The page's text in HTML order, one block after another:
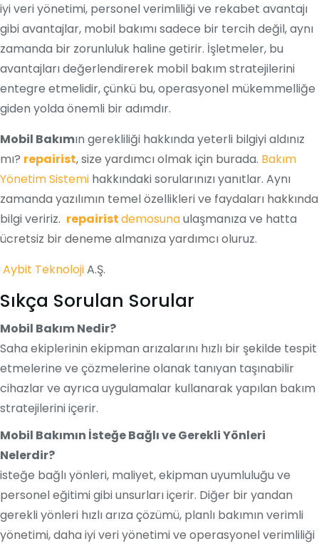
iyi veri yönetimi, personel verimliliği ve rekabet avantajı
gibi avantajlar, mobil bakımı sadece bir tercih değil, aynı
zamanda bir zorunluluk haline getirir. İşletmeler, bu
avantajları değerlendirerek mobil bakım stratejilerini
entegre etmelidir, çünkü bu, operasyonel mükemmelliğe
giden yolda önemli bir adımdır.
Mobil Bakımın gerekliliği hakkında yeterli bilgiyi aldınız
mı? repairist, size yardımcı olmak için burada. Bakım
Yönetim Sistemi hakkındaki sorularınızı yanıtlar. Aynı
zamanda yazılımın temel özellikleri ve faydaları hakkında
bilgi veririz. repairistdemosunaulaşmanıza ve hatta
ücretsiz bir deneme almanıza yardımcı oluruz.
Aybit TeknolojiA.Ş.
Sıkça Sorulan Sorular
Mobil Bakım Nedir?
Saha ekiplerinin ekipman arızalarını hızlı bir şekilde tespit
etmelerine ve çözmelerine olanak tanıyan taşınabilir
cihazlar ve ayrıca uygulamalar kullanarak yapılan bakım
stratejilerini içerir.
Mobil Bakımın İsteğe Bağlı ve Gerekli Yönleri
Nelerdir?
isteğe bağlı yönleri, maliyet, ekipman uyumluluğu ve
personel eğitimi gibi unsurları içerir. Diğer bir yandan
gerekli yönleri hızlı arıza çözümü, planlı bakımın verimli
yönetimi, daha iyi veri yönetimi ve operasyonel verimliliği